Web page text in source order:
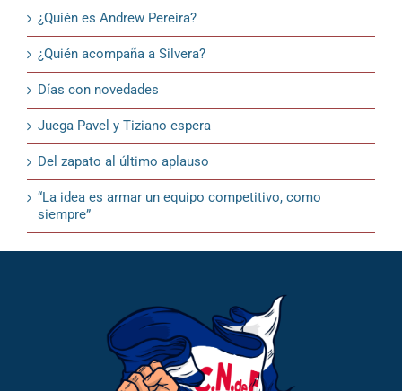
¿Quién es Andrew Pereira?
¿Quién acompaña a Silvera?
Días con novedades
Juega Pavel y Tiziano espera
Del zapato al último aplauso
“La idea es armar un equipo competitivo, como
siempre”